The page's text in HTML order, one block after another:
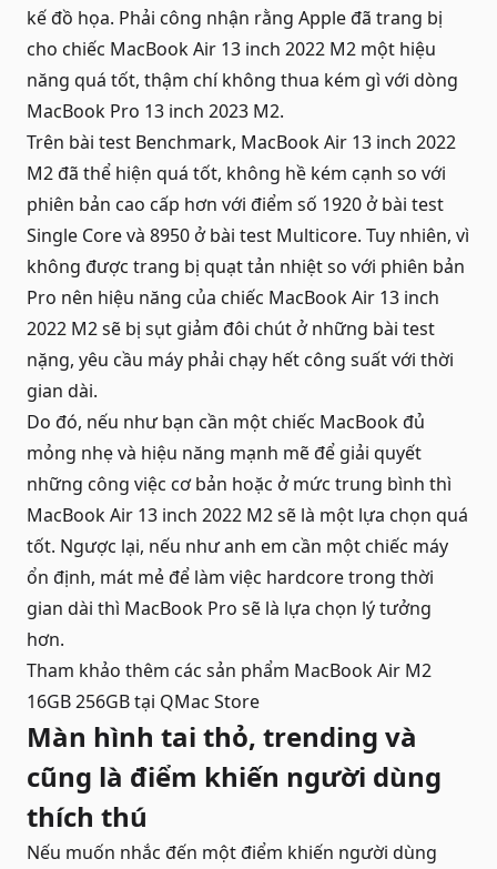
kế đồ họa. Phải công nhận rằng Apple đã trang bị
cho chiếc MacBook Air 13 inch 2022 M2 một hiệu
năng quá tốt, thậm chí không thua kém gì với dòng
MacBook Pro 13 inch 2023 M2.
Trên bài test Benchmark, MacBook Air 13 inch 2022
M2 đã thể hiện quá tốt, không hề kém cạnh so với
phiên bản cao cấp hơn với điểm số 1920 ở bài test
Single Core và 8950 ở bài test Multicore. Tuy nhiên, vì
không được trang bị quạt tản nhiệt so với phiên bản
Pro nên hiệu năng của chiếc MacBook Air 13 inch
2022 M2 sẽ bị sụt giảm đôi chút ở những bài test
nặng, yêu cầu máy phải chạy hết công suất với thời
gian dài.
Do đó, nếu như bạn cần một chiếc MacBook đủ
mỏng nhẹ và hiệu năng mạnh mẽ để giải quyết
những công việc cơ bản hoặc ở mức trung bình thì
MacBook Air 13 inch 2022 M2 sẽ là một lựa chọn quá
tốt. Ngược lại, nếu như anh em cần một chiếc máy
ổn định, mát mẻ để làm việc hardcore trong thời
gian dài thì MacBook Pro sẽ là lựa chọn lý tưởng
hơn.
Tham khảo thêm các sản phẩm MacBook Air M2
16GB 256GBtại QMac Store
Màn hình tai thỏ, trending và
cũng là điểm khiến người dùng
thích thú
Nếu muốn nhắc đến một điểm khiến người dùng